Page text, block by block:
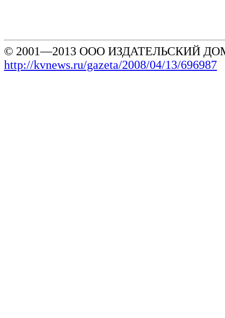
© 2001—2013 ООО ИЗДАТЕЛЬСКИЙ
http://kvnews.ru/gazeta/2008/04/13/696987